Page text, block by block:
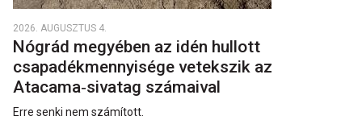
2026. AUGUSZTUS 4.
Nógrád megyében az idén hullott
csapadékmennyisége vetekszik az
Atacama‑sivatag számaival
Erre senki nem számított.